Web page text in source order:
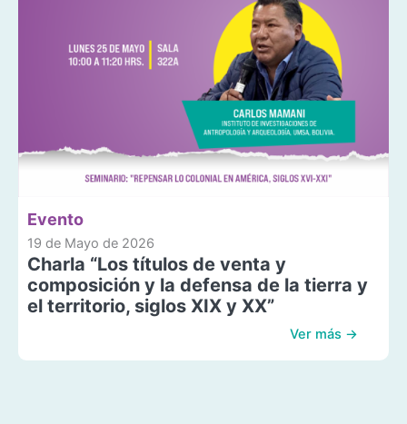
Evento
19 de Mayo de 2026
Charla “Los títulos de venta y
composición y la defensa de la tierra y
el territorio, siglos XIX y XX”
Ver más →